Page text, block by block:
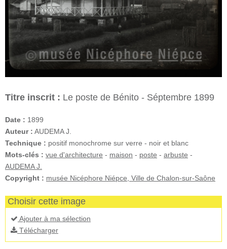
Titre inscrit : Le poste de Bénito - Séptembre 1899
Date : 1899
Auteur : AUDEMA J.
Technique : positif monochrome sur verre - noir et blanc
Mots-clés : vue d'architecture - maison - poste - arbuste -
AUDEMA J.
Copyright : musée Nicéphore Niépce, Ville de Chalon-sur-Saône
Choisir cette image
Ajouter à ma sélection
Télécharger